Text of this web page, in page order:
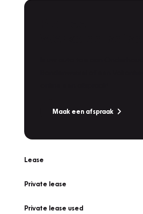
Maak een afspraak
Lease
Private lease
Private lease used